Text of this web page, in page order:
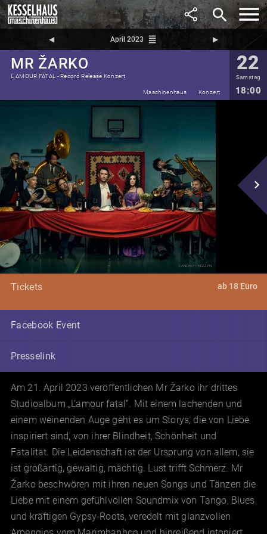
search
◀︎ April 2023 reorder ▶︎
MR ŽARKO
L' AMOUR FATAL - Record Release Konzert
22
Samstag
18:00
Maschinenhaus Konzert
navigate_next
©Andreyy Kezzyn
Tickets ab 18 Euro
Facebook Event
Presselink
Am 21. April 2023 veröffentlichen Mr Žarko ihr drittes
Studioalbum „L’amour fatal”. Mit einem lachenden und
einem weinenden Auge geht es um Storys, die von Liebe
inspiriert sind, von ihrer Blindheit, Schönheit und
Fatalität. Die Leidenschaft ist der Ursprung von allem, sie
ist großartig, gewaltig, mächtig. Lust trifft Schmerz. Mr
Žarko beschwören mit ihren neuen Songs und Tänzen die
Liebe mit einem gefühlvollen Soundmix von Tango, Blues
und kräftigen Gypsy-Roots, veredelt mit glanzvollen